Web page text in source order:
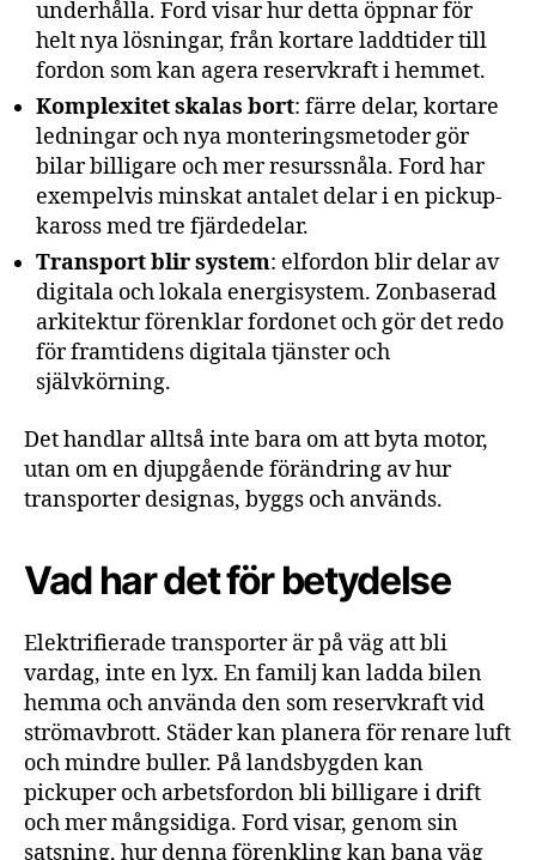
underhålla. Ford visar hur detta öppnar för
helt nya lösningar, från kortare laddtider till
fordon som kan agera reservkraft i hemmet.
Komplexitet skalas bort: färre delar, kortare
ledningar och nya monteringsmetoder gör
bilar billigare och mer resurssnåla. Ford har
exempelvis minskat antalet delar i en pickup-
kaross med tre fjärdedelar.
Transport blir system: elfordon blir delar av
digitala och lokala energisystem. Zonbaserad
arkitektur förenklar fordonet och gör det redo
för framtidens digitala tjänster och
självkörning.
Det handlar alltså inte bara om att byta motor,
utan om en djupgående förändring av hur
transporter designas, byggs och används.
Vad har det för betydelse
Elektrifierade transporter är på väg att bli
vardag, inte en lyx. En familj kan ladda bilen
hemma och använda den som reservkraft vid
strömavbrott. Städer kan planera för renare luft
och mindre buller. På landsbygden kan
pickuper och arbetsfordon bli billigare i drift
och mer mångsidiga. Ford visar, genom sin
satsning, hur denna förenkling kan bana väg